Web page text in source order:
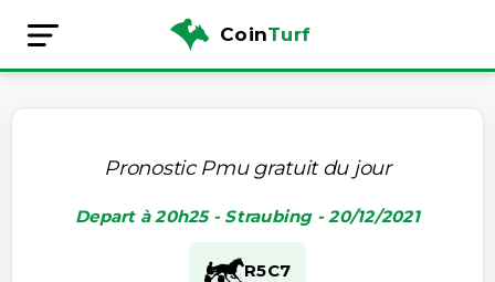
CoinTurf
Pronostic Pmu gratuit du jour
Depart à 20h25 - Straubing - 20/12/2021
R5C7